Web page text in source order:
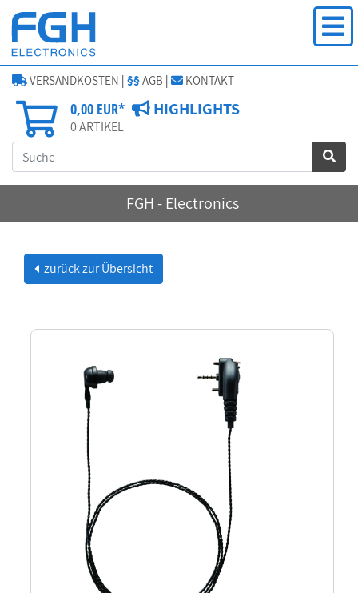
VERSANDKOSTEN | §§AGB | KONTAKT
0,00 EUR*
0ARTIKEL
HIGHLIGHTS
FGH - Electronics
zurück zur Übersicht